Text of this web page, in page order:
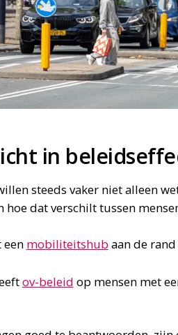
in
steeds vaker niet alleen
hoe dat verschilt tussen
een mobiliteitshub aan de
ov-beleid op mensen met